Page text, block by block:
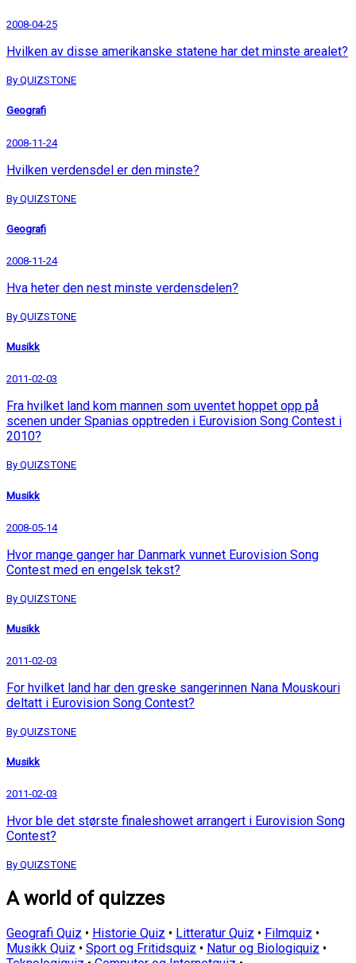
2008-04-25
Hvilken av disse amerikanske statene har det minste arealet?
By QUIZSTONE
Geografi
2008-11-24
Hvilken verdensdel er den minste?
By QUIZSTONE
Geografi
2008-11-24
Hva heter den nest minste verdensdelen?
By QUIZSTONE
Musikk
2011-02-03
Fra hvilket land kom mannen som uventet hoppet opp på
scenen under Spanias opptreden i Eurovision Song Contest i
2010?
By QUIZSTONE
Musikk
2008-05-14
Hvor mange ganger har Danmark vunnet Eurovision Song
Contest med en engelsk tekst?
By QUIZSTONE
Musikk
2011-02-03
For hvilket land har den greske sangerinnen Nana Mouskouri
deltatt i Eurovision Song Contest?
By QUIZSTONE
Musikk
2011-02-03
Hvor ble det største finaleshowet arrangert i Eurovision Song
Contest?
By QUIZSTONE
A world of quizzes
Geografi Quiz • Historie Quiz • Litteratur Quiz • Filmquiz •
Musikk Quiz • Sport og Fritidsquiz • Natur og Biologiquiz •